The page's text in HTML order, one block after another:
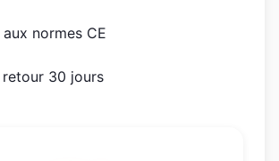
normes CE
30 jours